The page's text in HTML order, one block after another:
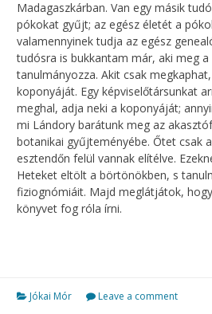
Madagaszkárban. Van egy másik
pókokat gyűjt; az egész életét a
valamennyinek tudja az egész
tudósra is bukkantam már, aki meg
tanulmányozza. Akit csak
koponyáját. Egy képviselőtársunkat
meghal, adja neki a koponyáját;
mi Lándory barátunk meg az
botanikai gyűjteményébe. Őtet csak
esztendőn felül vannak elítélve.
Heteket eltölt a börtönökben, s
fiziognómiáit. Majd meglátjátok,
könyvet fog róla írni.
Jókai Mór Leave a comment